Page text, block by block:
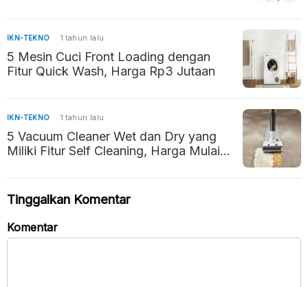
IKN-TEKNO 1 tahun lalu
5 Mesin Cuci Front Loading dengan
Fitur Quick Wash, Harga Rp3 Jutaan
IKN-TEKNO 1 tahun lalu
5 Vacuum Cleaner Wet dan Dry yang
Miliki Fitur Self Cleaning, Harga Mulai
Tinggalkan Komentar
Komentar